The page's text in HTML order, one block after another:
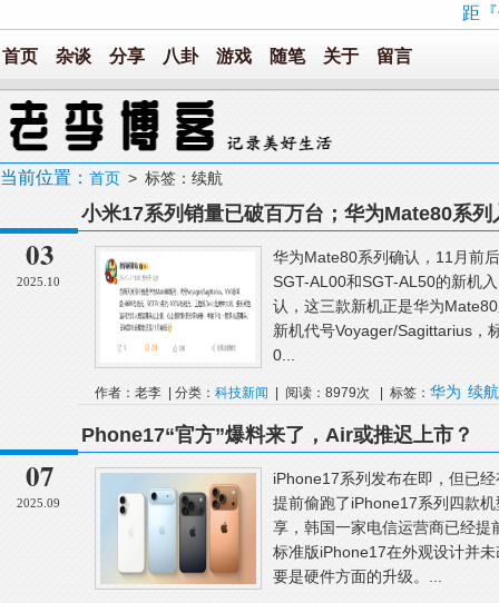
距
首页 杂谈 分享 八卦 游戏 随笔 关于 留言
当前位置： 首页 > 标签：续航
03
2025.10
小米17系列销量已破百万台；华为Mate80系
市；2025年全国观影人次破10亿
华为Mate80系列确认，11月前
SGT-AL00和SGT-AL50的新机
认，这三款新机正是华为
新机代号Voyager/Sagittarius，
0...
作者：老李 | 分类： 科技新闻 | 阅读：8979次 | 标签： 华为 续航
07
2025.09
Phone17“官方”爆料来了，Air或推迟上市？
iPhone17系列发布在即，但已
提前偷跑了iPhone17系列四款
享，韩国一家电信运营商已经提
标准版iPhone17在外观设计并
要是硬件方面的升级。...